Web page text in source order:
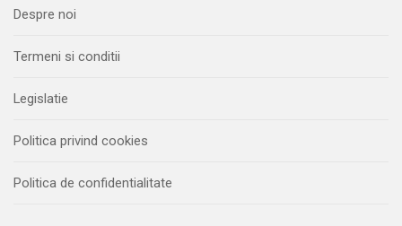
Despre noi
Termeni si conditii
Legislatie
Politica privind cookies
Politica de confidentialitate